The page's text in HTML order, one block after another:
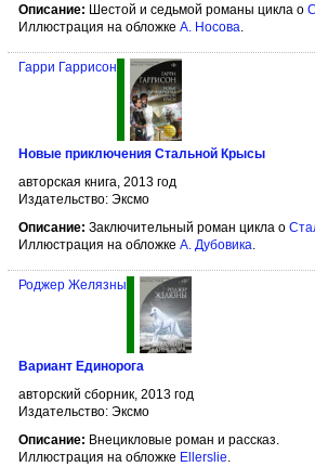
Описание: Шестой и седьмой романы цикла о
Иллюстрация на обложке А. Носова.
Гарри Гаррисон
Новые приключения Стальной Крысы
авторская книга, 2013 год
Издательство: Эксмо
Описание: Заключительный роман цикла о
Иллюстрация на обложке А. Дубовика.
Роджер Желязны
Вариант Единорога
авторский сборник, 2013 год
Издательство: Эксмо
Описание: Внецикловые роман и рассказ.
Иллюстрация на обложке Ellerslie.